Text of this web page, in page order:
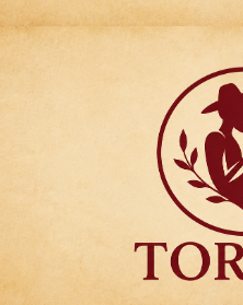
Articulos para
Regalo Torfer.